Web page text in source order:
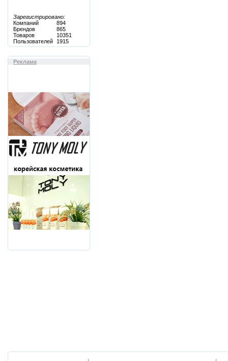
Зарегистрировано:
Компаний
894
Брендов
865
Товаров
10351
Пользователей
1915
Реклама